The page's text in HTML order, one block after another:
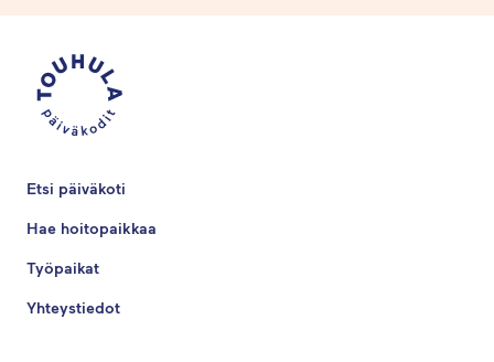
Etsi päiväkoti
Hae hoitopaikkaa
Työpaikat
Yhteystiedot